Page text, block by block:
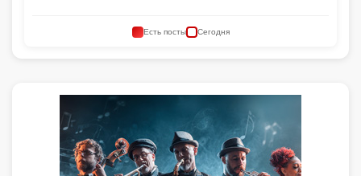
Есть посты Сегодня